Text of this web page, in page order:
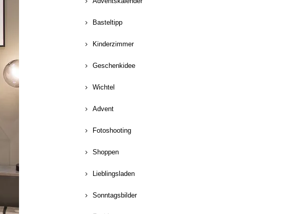
Basteltipp
Kinderzimmer
Geschenkidee
Wichtel
Advent
Fotoshooting
Shoppen
Lieblingsladen
Sonntagsbilder